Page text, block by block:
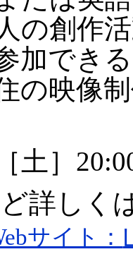
の創作
加でき
の映像
土］
詳しく
サイト：